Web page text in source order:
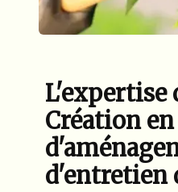
L'expertise
Création
d'entretien